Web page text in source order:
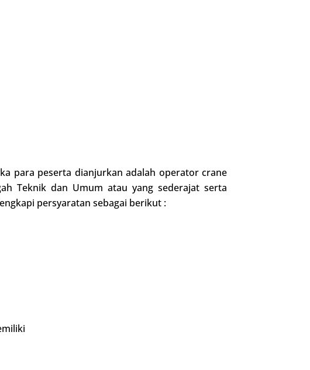
para peserta dianjurkan adalah operator crane
Teknik dan Umum atau yang sederajat serta
persyaratan sebagai berikut :